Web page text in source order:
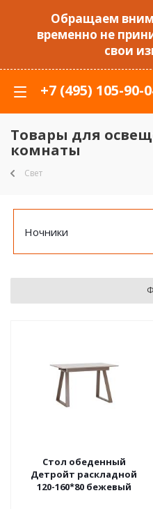
Обращаем
временно не
свои
+7 (495) 105-90-
Товары для
комнаты
Свет
Ночники
Стол обеденный
Детройт раскладной
120-160*80 бежевый